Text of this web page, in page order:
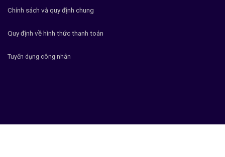
Chính sách và quy định chung
Quy định về hình thức thanh toán
Tuyển dụng công nhân